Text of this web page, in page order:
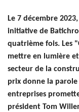
Le 7 décembre
initiative de
quatrième fois. Les
mettre en lumière
secteur de la
prix donne la parole
entreprises
président Tom